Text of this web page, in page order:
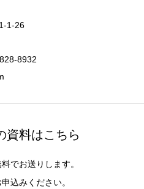
1-26
8932
資料はこちら
でお送りします。
込みください。